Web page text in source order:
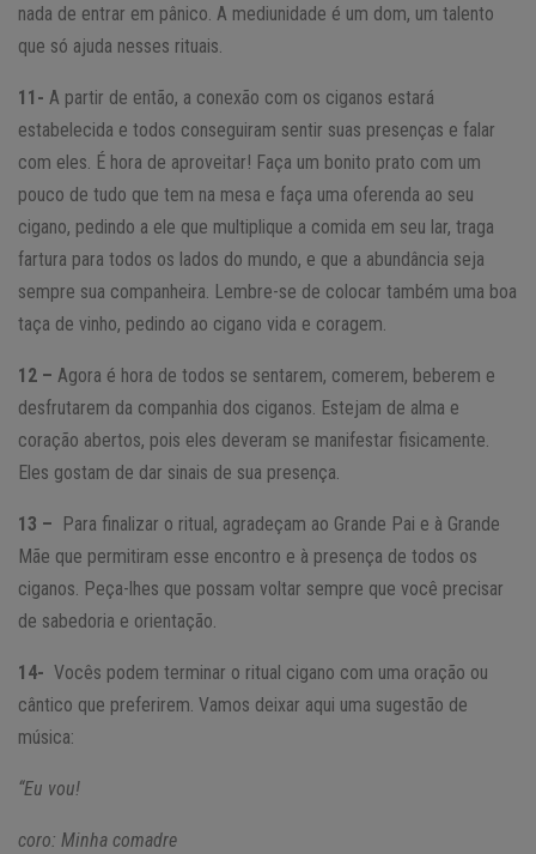
nada de entrar em pânico. A mediunidade é um dom, um talento
que só ajuda nesses rituais.
11- A partir de então, a conexão com os ciganos estará
estabelecida e todos conseguiram sentir suas presenças e falar
com eles. É hora de aproveitar! Faça um bonito prato com um
pouco de tudo que tem na mesa e faça uma oferenda ao seu
cigano, pedindo a ele que multiplique a comida em seu lar, traga
fartura para todos os lados do mundo, e que a abundância seja
sempre sua companheira. Lembre-se de colocar também uma boa
taça de vinho, pedindo ao cigano vida e coragem.
12 – Agora é hora de todos se sentarem, comerem, beberem e
desfrutarem da companhia dos ciganos. Estejam de alma e
coração abertos, pois eles deveram se manifestar fisicamente.
Eles gostam de dar sinais de sua presença.
13 – Para finalizar o ritual, agradeçam ao Grande Pai e à Grande
Mãe que permitiram esse encontro e à presença de todos os
ciganos. Peça-lhes que possam voltar sempre que você precisar
de sabedoria e orientação.
14- Vocês podem terminar o ritual cigano com uma oração ou
cântico que preferirem. Vamos deixar aqui uma sugestão de
música:
“Eu vou!
coro: Minha comadre